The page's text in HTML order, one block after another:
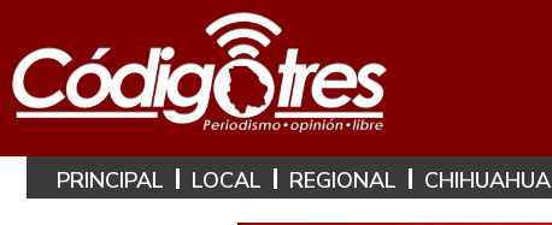
PRINCIPAL LOCAL REGIONAL CHIHUAHUA